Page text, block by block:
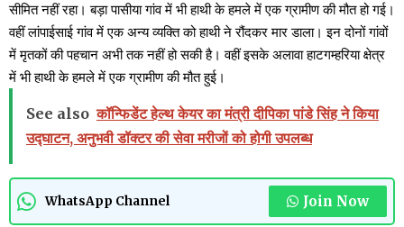
सीमित नहीं रहा। बड़ा पासीया गांव में भी हाथी के हमले में एक ग्रामीण की मौत हो गई।
वहीं लांपाईसाई गांव में एक अन्य व्यक्ति को हाथी ने रौंदकर मार डाला। इन दोनों गांवों
में मृतकों की पहचान अभी तक नहीं हो सकी है। वहीं इसके अलावा हाटगम्हरिया क्षेत्र
में भी हाथी के हमले में एक ग्रामीण की मौत हुई।
See also कॉन्फिडेंट हेल्थ केयर का मंत्री दीपिका पांडे सिंह ने किया
उद्घाटन, अनुभवी डॉक्टर की सेवा मरीजों को होगी उपलब्ध
WhatsApp Channel Join Now